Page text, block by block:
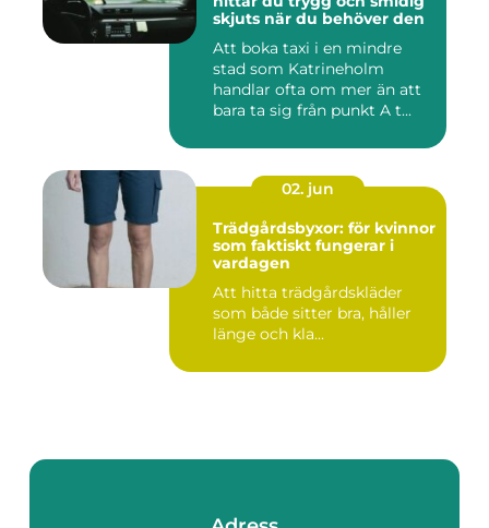
skjuts när du behöver den
Att boka taxi i en mindre
stad som Katrineholm
handlar ofta om mer än att
bara ta sig från punkt A t...
02. jun
Trädgårdsbyxor: för kvinnor
som faktiskt fungerar i
vardagen
Att hitta trädgårdskläder
som både sitter bra, håller
länge och kla...